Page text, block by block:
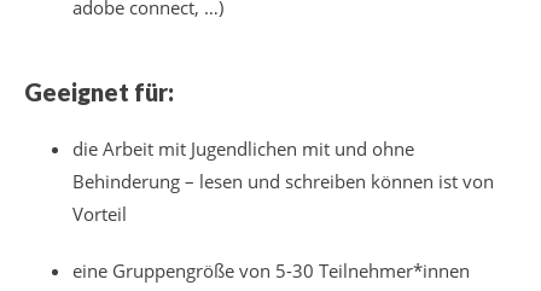
adobe connect, …)
Geeignet für:
die Arbeit mit Jugendlichen mit und ohne
Behinderung – lesen und schreiben können ist von
Vorteil
eine Gruppengröße von 5-30 Teilnehmer*innen